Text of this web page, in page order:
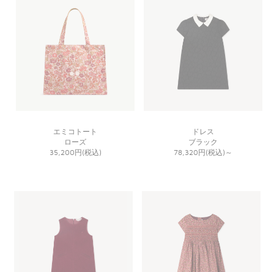
エミコトート
ローズ
35,200円(税込)
ドレス
ブラック
78,320円(税込) ～